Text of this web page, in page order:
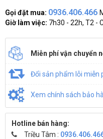
Gọi đặt mua: 0936.406.466
Giờ làm việc: 7h30 - 22h, T2 -
Miễn phí vận chuyển
Đổi sản phẩm lỗi miễn
Xem chính sách bảo
Hotline bán hàng:
Triều Tâm :